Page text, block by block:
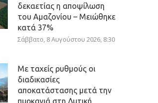
δεκαετίας η αποψίλωση
του Αμαζονίου – Μειώθηκε
κατά 37%
Σάββατο, 8 Αυγούστου 2026, 8:30
Με ταχείς ρυθμούς οι
διαδικασίες
αποκατάστασης μετά την
πυρκαγιά στη Δυτική